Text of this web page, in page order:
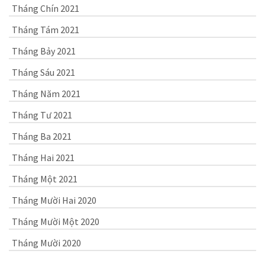
Tháng Chín 2021
Tháng Tám 2021
Tháng Bảy 2021
Tháng Sáu 2021
Tháng Năm 2021
Tháng Tư 2021
Tháng Ba 2021
Tháng Hai 2021
Tháng Một 2021
Tháng Mười Hai 2020
Tháng Mười Một 2020
Tháng Mười 2020